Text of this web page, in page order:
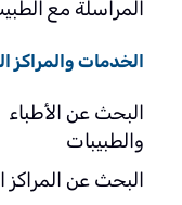
المراسلة مع
الخدمات والمراكز
البحث عن الأطباء
والطبيبات
البحث عن المراكز